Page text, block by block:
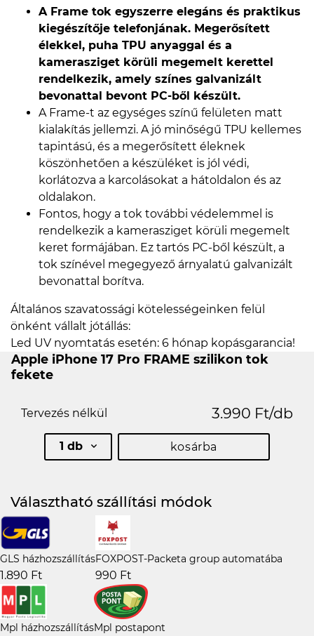
A Frame tok egyszerre elegáns és praktikus
kiegészítője telefonjának. Megerősített
élekkel, puha TPU anyaggal és a
kamerasziget körüli megemelt kerettel
rendelkezik, amely színes galvanizált
bevonattal bevont PC-ből készült.
A Frame-t az egységes színű felületen matt
kialakítás jellemzi. A jó minőségű TPU kellemes
tapintású, és a megerősített éleknek
köszönhetően a készüléket is jól védi,
korlátozva a karcolásokat a hátoldalon és az
oldalakon.
Fontos, hogy a tok további védelemmel is
rendelkezik a kamerasziget körüli megemelt
keret formájában. Ez tartós PC-ből készült, a
tok színével megegyező árnyalatú galvanizált
bevonattal borítva.
Általános szavatossági kötelességeinken felül
önként vállalt jótállás:
Led UV nyomtatás esetén: 6 hónap kopásgarancia!
Apple iPhone 17 Pro FRAME szilikon tok
fekete
Tervezés nélkül 3.990 Ft/db
1 db kosárba
Választható szállítási módok
GLS házhozszállítás
1.890 Ft
FOXPOST-Packeta group automatába
990 Ft
Mpl házhozszállításMpl postapont